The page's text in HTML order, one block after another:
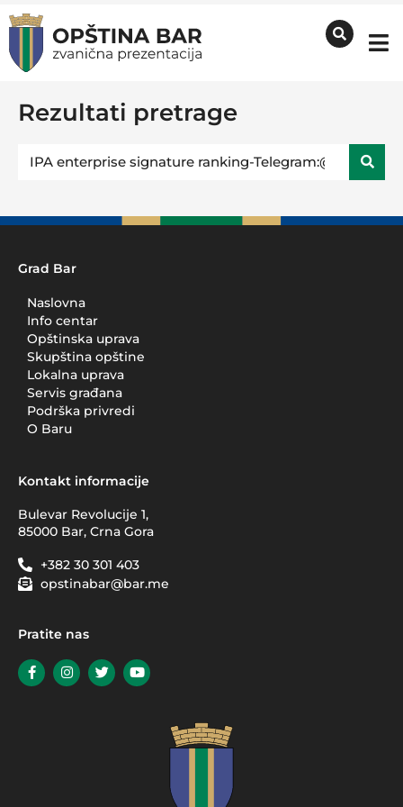
Rezultati pretrage
Grad Bar
Naslovna
Info centar
Opštinska uprava
Skupština opštine
Lokalna uprava
Servis građana
Podrška privredi
O Baru
Kontakt informacije
Bulevar Revolucije 1,
85000 Bar, Crna Gora
+382 30 301 403
opstinabar@bar.me
Pratite nas